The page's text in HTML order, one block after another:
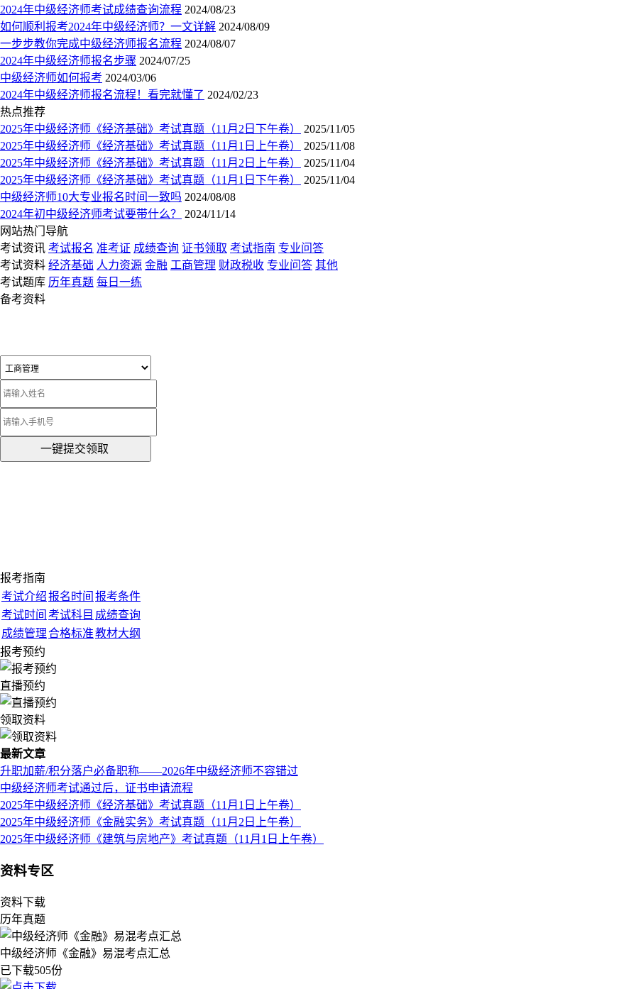
2024年中级经济师考试成绩查询流程 2024/08/23
如何顺利报考2024年中级经济师？一文详解 2024/08/09
一步步教你完成中级经济师报名流程 2024/08/07
2024年中级经济师报名步骤 2024/07/25
中级经济师如何报考 2024/03/06
2024年中级经济师报名流程！看完就懂了 2024/02/23
热点推荐
2025年中级经济师《经济基础》考试真题（11月2日下午卷）
2025/11/05
2025年中级经济师《经济基础》考试真题（11月1日上午卷）
2025/11/08
2025年中级经济师《经济基础》考试真题（11月2日上午卷）
2025/11/04
2025年中级经济师《经济基础》考试真题（11月1日下午卷）
2025/11/04
中级经济师10大专业报名时间一致吗 2024/08/08
2024年初中级经济师考试要带什么？
2024/11/14
网站热门导航
考试资讯 考试报名 准考证 成绩查询 证书领取 考试指南 专业问答
考试资料 经济基础 人力资源 金融 工商管理 财政税收 专业问答 其他
考试题库 历年真题 每日一练
备考资料
一键提交领取
报考指南
考试介绍报名时间 报考条件
考试时间 考试科目 成绩查询
成绩管理合格标准教材大纲
报考预约
直播预约
领取资料
最新文章
升职加薪/积分落户必备职称——2026年中级经济师不容错过
中级经济师考试通过后，证书申请流程
2025年中级经济师《经济基础》考试真题（11月1日上午卷）
2025年中级经济师《金融实务》考试真题（11月2日上午卷）
2025年中级经济师《建筑与房地产》考试真题（11月1日上午卷）
资料专区
资料下载
历年真题
中级经济师《金融》易混考点汇总
已下载505份